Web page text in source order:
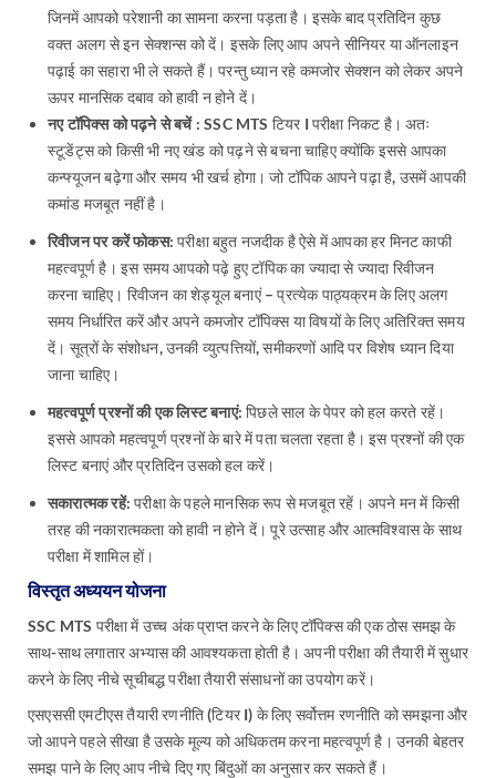
जिनमें आपको परेशानी का सामना करना पड़ता है। इसके बाद प्रतिदिन कुछ
वक्त अलग से इन सेक्शन्स को दें। इसके लिए आप अपने सीनियर या ऑनलाइन
पढ़ाई का सहारा भी ले सकते हैं। परन्तु ध्यान रहे कमजोर सेक्शन को लेकर अपने
ऊपर मानसिक दबाव को हावी न होने दें।
नए टॉपिक्स को पढ़ने से बचें :SSC MTS टियर I परीक्षा निकट है। अतः
स्टूडेंट्स को किसी भी नए खंड को पढ़ने से बचना चाहिए क्योंकि इससे आपका
कन्फ्यूजन बढ़ेगा और समय भी खर्च होगा। जो टॉपिक आपने पढ़ा है, उसमें आपकी
कमांड मजबूत नहीं है।
रिवीजन पर करें फोकस: परीक्षा बहुत नजदीक है ऐसे में आपका हर मिनट काफी
महत्वपूर्ण है। इस समय आपको पढ़े हुए टॉपिक का ज्यादा से ज्यादा रिवीजन
करना चाहिए। रिवीजन का शेड्यूल बनाएं – प्रत्येक पाठ्यक्रम के लिए अलग
समय निर्धारित करें और अपने कमजोर टॉपिक्स या विषयों के लिए अतिरिक्त समय
दें। सूत्रों के संशोधन, उनकी व्युत्पत्तियों, समीकरणों आदि पर विशेष ध्यान दिया
जाना चाहिए।
महत्वपूर्ण प्रश्नों की एक लिस्ट बनाएं: पिछले साल के पेपर को हल करते रहें।
इससे आपको महत्वपूर्ण प्रश्नों के बारे में पता चलता रहता है। इस प्रश्नों की एक
लिस्ट बनाएं और प्रतिदिन उसको हल करें।
सकारात्मक रहें: परीक्षा के पहले मानसिक रूप से मजबूत रहें। अपने मन में किसी
तरह की नकारात्मकता को हावी न होने दें। पूरे उत्साह और आत्मविश्वास के साथ
परीक्षा में शामिल हों।
विस्तृत अध्ययन योजना
SSC MTS परीक्षा में उच्च अंक प्राप्त करने के लिए टॉपिक्स की एक ठोस समझ के
साथ-साथ लगातार अभ्यास की आवश्यकता होती है। अपनी परीक्षा की तैयारी में सुधार
करने के लिए नीचे सूचीबद्ध परीक्षा तैयारी संसाधनों का उपयोग करें।
एसएससी एमटीएस तैयारी रणनीति (टियर I) के लिए सर्वोत्तम रणनीति को समझना और
जो आपने पहले सीखा है उसके मूल्य को अधिकतम करना महत्वपूर्ण है। उनकी बेहतर
समझ पाने के लिए आप नीचे दिए गए बिंदुओं का अनुसार कर सकते हैं।